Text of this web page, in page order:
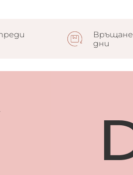
Връщане
дни